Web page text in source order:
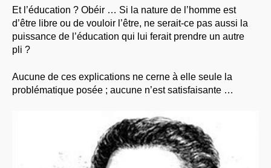
Et l’éducation ? Obéir … Si la nature de l’homme est
d’être libre ou de vouloir l’être, ne serait-ce pas aussi la
puissance de l’éducation qui lui ferait prendre un autre
pli ?
Aucune de ces explications ne cerne à elle seule la
problématique posée ; aucune n’est satisfaisante …